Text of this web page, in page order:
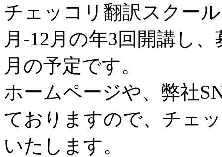
チェッコリ翻訳スクー
月-12月の年3回開講し
月の予定です。
ホームページや、弊社
ておりますので、チェ
いたします。